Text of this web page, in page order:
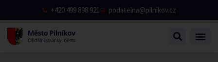
+420 499 898 921 podatelna@pilnikov.cz